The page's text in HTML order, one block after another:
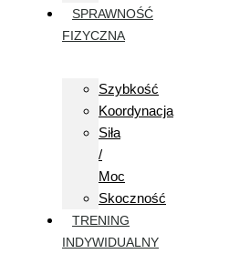
SPRAWNOŚĆ
FIZYCZNA
Szybkość
Koordynacja
Siła
/
Moc
Skoczność
TRENING
INDYWIDUALNY